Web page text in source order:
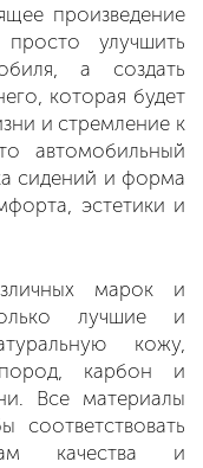
произведение
улучшить
а создать
которая будет
и стремление к
автомобильный
сидений и форма
эстетики и
марок и
лучшие и
кожу,
карбон и
Все материалы
соответствовать
качества и